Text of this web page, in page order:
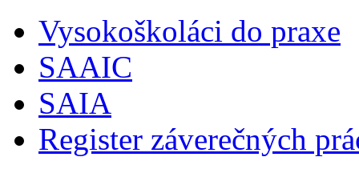
Vysokoškoláci do praxe
SAAIC
SAIA
Register záverečných